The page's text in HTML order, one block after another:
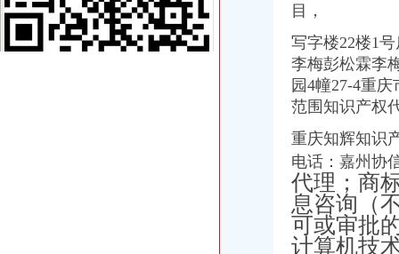
【重庆注册公司_代理注册公司_工商注册】-重庆工商注册今题网
咨询设计公司_咨询设计厂家_公司页-阿里巴巴
上海代办工商营业执照厂家_上海代办工商营业执照公司-阿里巴巴公
【工程预决算】厂家公司_工程预决算价格咨询、批发、采购公司
【提供地址办物流公司及道路运输证进出口权】-姑苏平江易登网-重庆
【重庆德亮工商咨询有限公司工商信息】-阿土伯工商信息查询
【重庆新天羽家教服务有限公司工商信息】-阿土伯工商信息查询
目，
写字楼22楼1
李梅彭松霖李
园4幢27-4重
范围知识产权
重庆知辉知识
电话：嘉州协
代理；商
息咨询（
可或审批
计算机技